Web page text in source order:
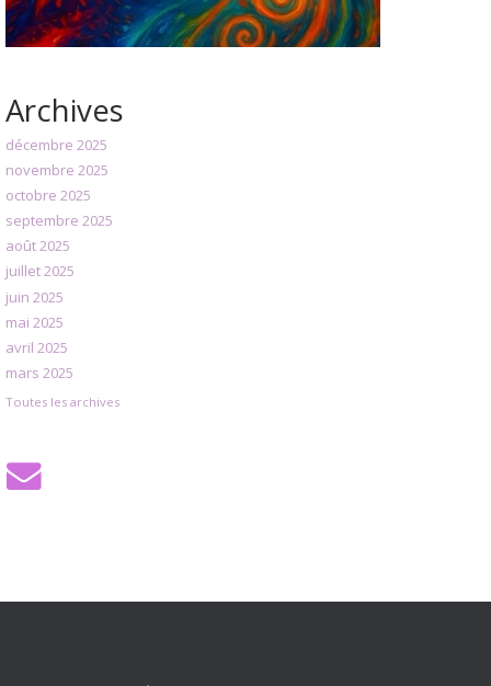
Archives
décembre 2025
novembre 2025
octobre 2025
septembre 2025
août 2025
juillet 2025
juin 2025
mai 2025
avril 2025
mars 2025
Toutes les archives